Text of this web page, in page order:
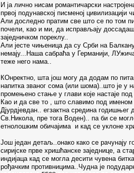
И ја лично нисам романтичарски
првој подунавској писменој
Али доследно пратим све што се по том
почели, као и ми, да исправљају
заједничком пореклу..
Али јесте чињеница да су Срби на
немају...Наша сабраћа у Германији,
теже него нама..
КОнректно, шта још могу да додам по
напитка званог сома (или шома)..што је у
промењено стање у глави које настаје
Као и да све то , што славимо под
Дјурдјевдан.. егзактна средина
Св.Никола, пре тога Воден).. па би се
етнолошким обичајима и кад се уклоне
Још један детаљ..онако како се рачунају
сиријске прве хришћанске заједнице, а
индијаца кад се могла десити чувена
рођачким противницима..Чудна је